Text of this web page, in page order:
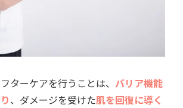
ターケアを行うことは、 バリア機能
、ダメージを受けた肌を回復に導く